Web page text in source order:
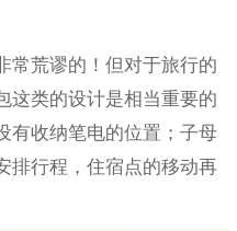
常荒谬的！但对于旅行的
这类的设计是相当重要的
有收纳笔电的位置；子母
排行程，住宿点的移动再